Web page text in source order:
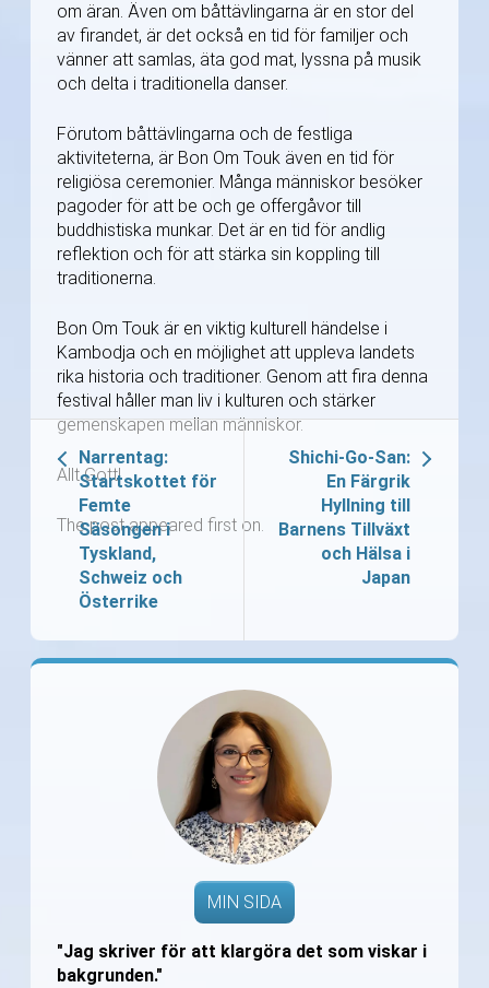
om äran. Även om båttävlingarna är en stor del
av firandet, är det också en tid för familjer och
vänner att samlas, äta god mat, lyssna på musik
och delta i traditionella danser.
Förutom båttävlingarna och de festliga
aktiviteterna, är Bon Om Touk även en tid för
religiösa ceremonier. Många människor besöker
pagoder för att be och ge offergåvor till
buddhistiska munkar. Det är en tid för andlig
reflektion och för att stärka sin koppling till
traditionerna.
Bon Om Touk är en viktig kulturell händelse i
Kambodja och en möjlighet att uppleva landets
rika historia och traditioner. Genom att fira denna
festival håller man liv i kulturen och stärker
gemenskapen mellan människor.
Allt Gott!
The post appeared first on.
Narrentag:
Startskottet för
Femte
Säsongen i
Tyskland,
Schweiz och
Österrike
Shichi-Go-San:
En Färgrik
Hyllning till
Barnens Tillväxt
och Hälsa i
Japan
MIN SIDA
"Jag skriver för att klargöra det som viskar i
bakgrunden."